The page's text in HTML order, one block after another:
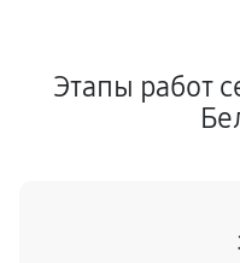
Этапы работ